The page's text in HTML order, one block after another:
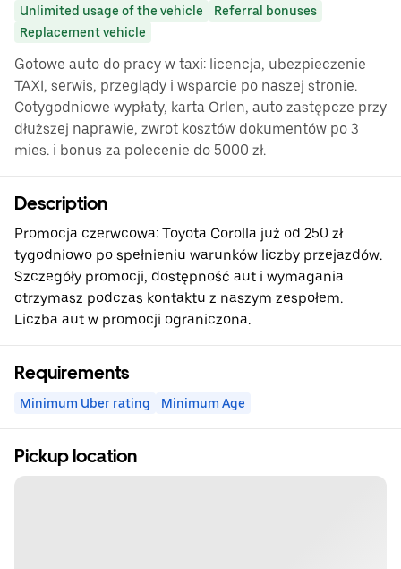
Unlimited usage of the vehicle
Referral bonuses
Replacement vehicle
Gotowe auto do pracy w taxi: licencja, ubezpieczenie
TAXI, serwis, przeglądy i wsparcie po naszej stronie.
Cotygodniowe wypłaty, karta Orlen, auto zastępcze przy
dłuższej naprawie, zwrot kosztów dokumentów po 3
mies. i bonus za polecenie do 5000 zł.
Description
Promocja czerwcowa: Toyota Corolla już od 250 zł
tygodniowo po spełnieniu warunków liczby przejazdów.
Szczegóły promocji, dostępność aut i wymagania
otrzymasz podczas kontaktu z naszym zespołem.
Liczba aut w promocji ograniczona.
Requirements
Minimum Uber rating Minimum Age
Pickup location